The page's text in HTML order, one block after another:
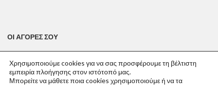
ΟΙ ΑΓΟΡΕΣ ΣΟΥ
Ο λογαριασμός μου
Το καλάθι σου
Χρησιμοποιούμε cookies για να σας προσφέρουμε τη βέλτιστη
εμπειρία πλοήγησης στον ιστότοπό μας.
Μπορείτε να μάθετε ποια cookies χρησιμοποιούμε ή να τα